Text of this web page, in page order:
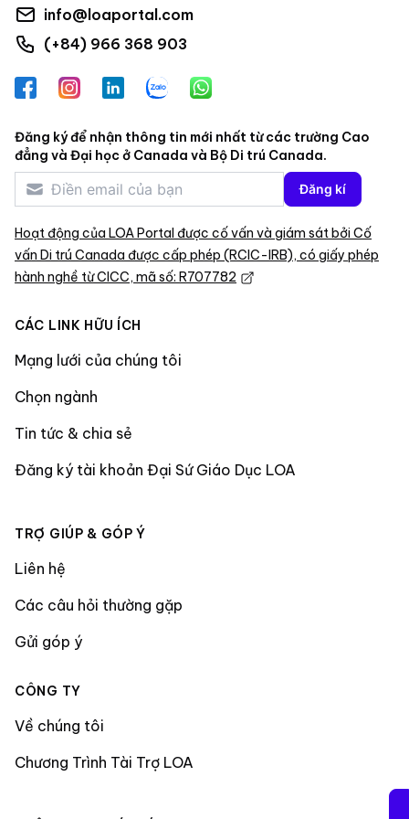
info@loaportal.com
(+84) 966 368 903
FacebookInstagramLinkedInZalo WhatsApp
Đăng ký để nhận thông tin mới nhất từ các trường Cao
đẳng và Đại học ở Canada và Bộ Di trú Canada.
Đăng kí
Hoạt động của LOA Portal được cố vấn và giám sát bởi Cố
vấn Di trú Canada được cấp phép (RCIC-IRB), có giấy phép
hành nghề từ CICC, mã số: R707782
CÁC LINK HỮU ÍCH
Mạng lưới của chúng tôi
Chọn ngành
Tin tức & chia sẻ
Đăng ký tài khoản Đại Sứ Giáo Dục LOA
TRỢ GIÚP & GÓP Ý
Liên hệ
Các câu hỏi thường gặp
Gửi góp ý
CÔNG TY
Về chúng tôi
Chương Trình Tài Trợ LOA